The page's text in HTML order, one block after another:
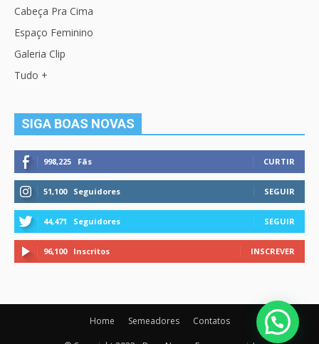
Cabeça Pra Cima
Espaço Feminino
Galeria Clip
Tudo +
SIGA BOAS NOVAS
998,225 Fãs CURTIR
51,100 Seguidores SEGUIR
44,471 Seguidores SEGUIR
96,100 Inscritos INSCREVER
Home Semeadores Contatos